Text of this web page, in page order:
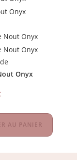
Onyx
AU PANIER